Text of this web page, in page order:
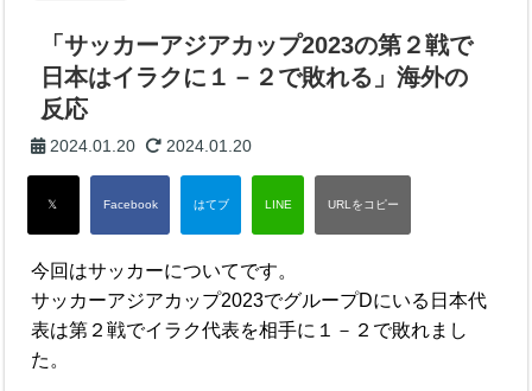
「サッカーアジアカップ2023の第２戦で
日本はイラクに１－２で敗れる」海外の
反応
2024.01.20 2024.01.20
今回はサッカーについてです。
サッカーアジアカップ2023でグループDにいる日本代
表は第２戦でイラク代表を相手に１－２で敗れまし
た。